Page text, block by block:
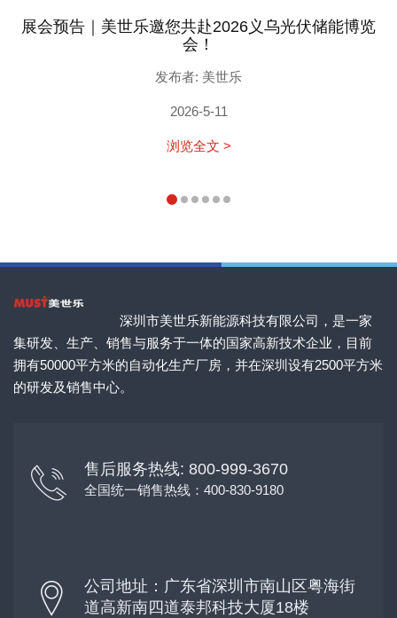
展会预告｜美世乐邀您共赴2026义乌光伏储能博览
会！
发布者: 美世乐
2026-5-11
浏览全文 >
深圳市美世乐新能源科技有限公司，是一家
集研发、生产、销售与服务于一体的国家高新技术企业，目前
拥有50000平方米的自动化生产厂房，并在深圳设有2500平方米
的研发及销售中心。
售后服务热线: 800-999-3670
全国统一销售热线：400-830-9180
公司地址：广东省深圳市南山区粤海街
道高新南四道泰邦科技大厦18楼